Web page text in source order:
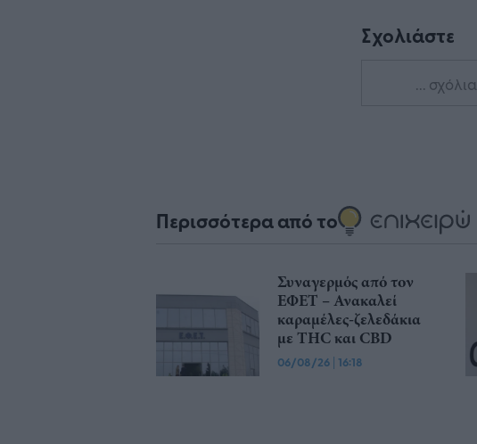
Σχολιάστε
... σχόλια
Περισσότερα από το
Συναγερμός από τον
ΕΦΕΤ – Ανακαλεί
καραμέλες-ζελεδάκια
με THC και CBD
06/08/26 | 16:18